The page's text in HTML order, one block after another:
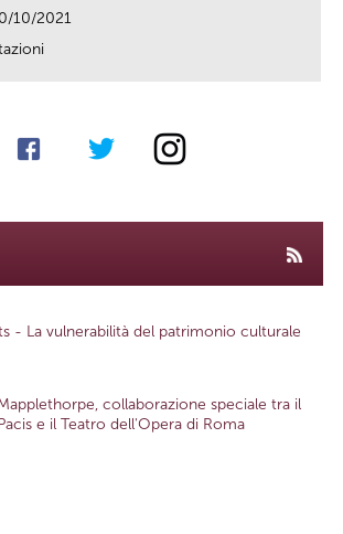
10/2021
- La vulnerabilità del patrimonio culturale
collaborazione speciale tra il
e il Teatro dell'Opera di Roma